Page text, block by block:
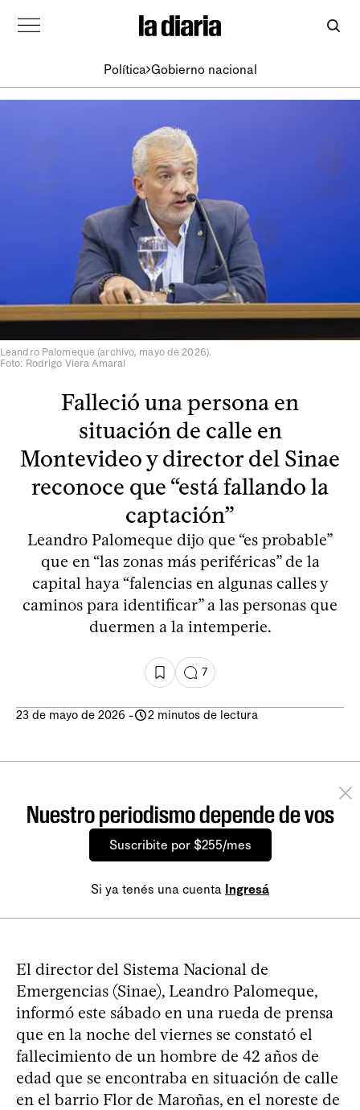
Política Gobierno nacional
Leandro Palomeque (archivo, mayo de 2026).
Foto: Rodrigo Viera Amaral
Falleció una persona en
situación de calle en
Montevideo y director del Sinae
reconoce que “está fallando la
captación”
Leandro Palomeque dijo que “es probable”
que en “las zonas más periféricas” de la
capital haya “falencias en algunas calles y
caminos para identificar” a las personas que
duermen a la intemperie.
7
23 de mayo de 2026 - 2 minutos de lectura
Nuestro periodismo depende de vos
Suscribite por $255/mes
Si ya tenés una cuenta Ingresá
El director del Sistema Nacional de
Emergencias (Sinae), Leandro Palomeque,
informó este sábado en una rueda de prensa
que en la noche del viernes se constató el
fallecimiento de un hombre de 42 años de
edad que se encontraba en situación de calle
en el barrio Flor de Maroñas, en el noreste de